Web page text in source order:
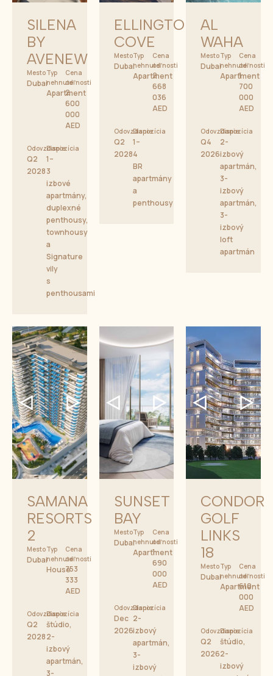
SILENA
BY
AVENEW
Mesto
Dubai
Typ
nehnuteľnosti
Apartment
Cena
od
2
600
000
AED
Odovzdanie
Q2
2028
Dispozícia
1–
3
izbové
apartmány,
duplexné
penthousy,
townhousy
a
Signature
vily
s
penthousami
ELLINGTON
COVE
Mesto
Dubai
Typ
nehnuteľnosti
Apartment
Cena
od
2
668
036
AED
Odovzdanie
Q2
2028
Dispozícia
1–
4
BR
apartmány
a
penthousy
AL
WAHA
Mesto
Dubai
Typ
nehnuteľnosti
Apartment
Cena
od
1
700
000
AED
Odovzdanie
Q4
2026
Dispozícia
2-
izbový
apartmán,
3-
izbový
apartmán,
3-
izbový
loft
apartmán
SAMANA
RESORTS
2
Mesto
Dubai
Typ
nehnuteľnosti
House
Cena
od
753
333
AED
Odovzdanie
Q2
2028
Dispozícia
štúdio,
2-
izbový
apartmán,
3-
SUNSET
BAY
Mesto
Dubai
Typ
nehnuteľnosti
Apartment
Cena
od
1
690
000
AED
Odovzdanie
Dec
2026
Dispozícia
2-
izbový
apartmán,
3-
izbový
CONDOR
GOLF
LINKS
18
Mesto
Dubai
Typ
nehnuteľnosti
Apartment
Cena
od
610
000
AED
Odovzdanie
Q2
2026
Dispozícia
štúdio,
2-
izbový